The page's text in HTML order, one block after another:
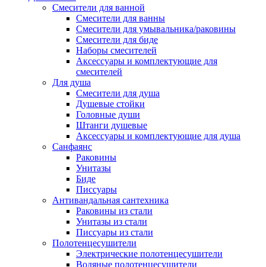
Смесители для ванной
Смесители для ванны
Смесители для умывальника/раковины
Смесители для биде
Наборы смесителей
Аксессуары и комплектующие для
смесителей
Для душа
Смесители для душа
Душевые стойки
Головные души
Штанги душевые
Аксессуары и комплектующие для душа
Санфаянс
Раковины
Унитазы
Биде
Писсуары
Антивандальная сантехника
Раковины из стали
Унитазы из стали
Писсуары из стали
Полотенцесушители
Электрические полотенцесушители
Водяные полотенцесушители